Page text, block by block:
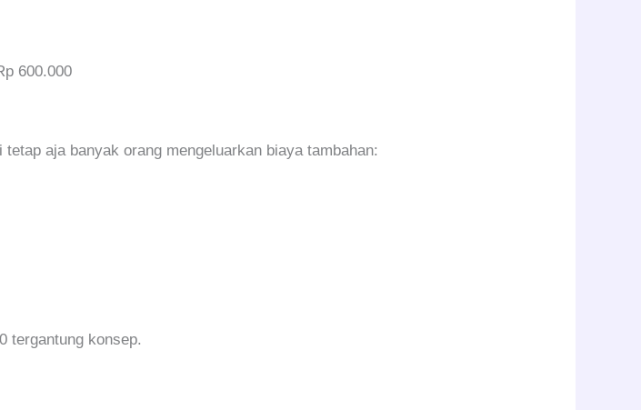
600.000
aja banyak orang mengeluarkan biaya tambahan:
tergantung konsep.